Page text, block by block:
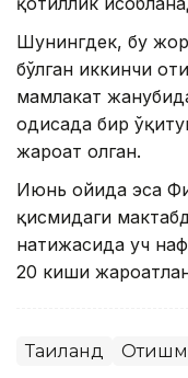
Шунингдек, бу
бўлган иккинчи
мамлакат
ҳодисада бир
жароҳат олган.
Июнь ойида эса
қисмидаги
натижасида уч
20 киши
Таиланд